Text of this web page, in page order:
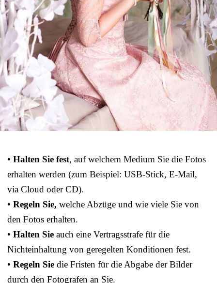
• Halten Sie fest, auf welchem Medium Sie die Fotos
erhalten werden (zum Beispiel: USB-Stick, E-Mail,
via Cloud oder CD).
• Regeln Sie, welche Abzüge und wie viele Sie von
den Fotos erhalten.
• Halten Sie auch eine Vertragsstrafe für die
Nichteinhaltung von geregelten Konditionen fest.
• Regeln Sie die Fristen für die Abgabe der Bilder
durch den Fotografen an Sie.